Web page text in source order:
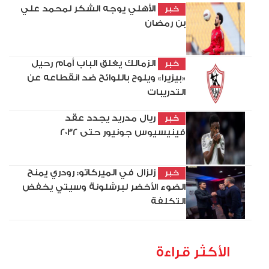
خبر
الأهلي يوجه الشكر لمحمد علي
بن رمضان
خبر
الزمالك يغلق الباب أمام رحيل
«بيزيرا» ويلوح باللوائح ضد انقطاعه عن
التدريبات
خبر
ريال مدريد يجدد عقد
فينيسيوس جونيور حتى 2032
خبر
زلزال في الميركاتو: رودري يمنح
الضوء الأخضر لبرشلونة وسيتي يخفض
التكلفة
الأكثر قراءة